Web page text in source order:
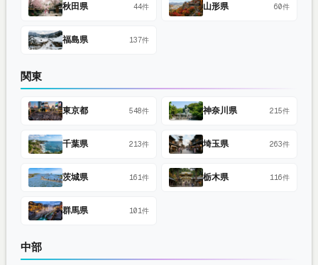
秋田県 44件 山形県 60件
福島県 137件
関東
東京都 548件 神奈川県 215件
千葉県 213件 埼玉県 263件
茨城県 161件 栃木県 116件
群馬県 101件
中部